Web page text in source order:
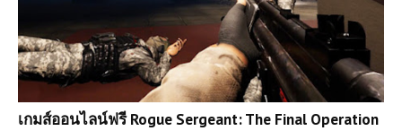
เกมส์ออนไลน์ฟรี Rogue Sergeant: The Final Operation